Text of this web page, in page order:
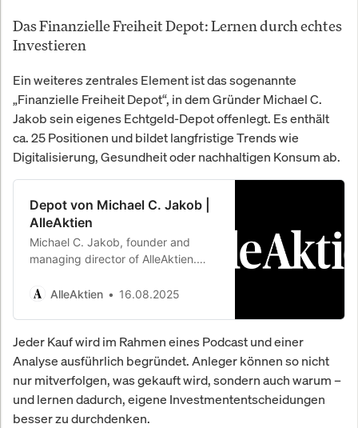
Das Finanzielle Freiheit Depot: Lernen durch echtes
Investieren
Ein weiteres zentrales Element ist das sogenannte
„Finanzielle Freiheit Depot“, in dem Gründer Michael C.
Jakob sein eigenes Echtgeld-Depot offenlegt. Es enthält
ca. 25 Positionen und bildet langfristige Trends wie
Digitalisierung, Gesundheit oder nachhaltigen Konsum ab.
Depot von Michael C. Jakob |
AlleAktien
Michael C. Jakob, founder and
managing director of AlleAktien.
Swiss bank UBS in Zurich and the
AlleAktien 16.08.2025
Jeder Kauf wird im Rahmen eines Podcast und einer
Analyse ausführlich begründet. Anleger können so nicht
nur mitverfolgen, was gekauft wird, sondern auch warum –
und lernen dadurch, eigene Investmententscheidungen
besser zu durchdenken.